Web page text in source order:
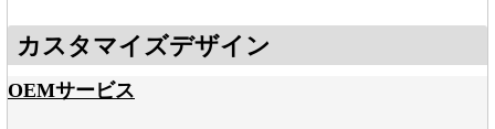
カスタマイズデザイン
OEMサービス